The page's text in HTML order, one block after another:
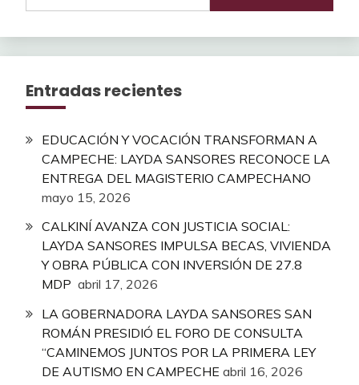
Entradas recientes
EDUCACIÓN Y VOCACIÓN TRANSFORMAN A
CAMPECHE: LAYDA SANSORES RECONOCE LA
ENTREGA DEL MAGISTERIO CAMPECHANO
mayo 15, 2026
CALKINÍ AVANZA CON JUSTICIA SOCIAL:
LAYDA SANSORES IMPULSA BECAS, VIVIENDA
Y OBRA PÚBLICA CON INVERSIÓN DE 27.8
MDP abril 17, 2026
LA GOBERNADORA LAYDA SANSORES SAN
ROMÁN PRESIDIÓ EL FORO DE CONSULTA
“CAMINEMOS JUNTOS POR LA PRIMERA LEY
DE AUTISMO EN CAMPECHE abril 16, 2026